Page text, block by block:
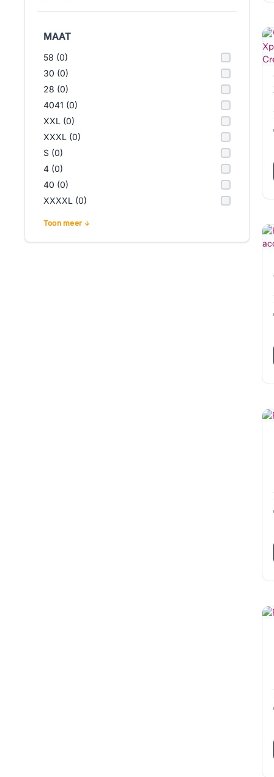
MAAT
58 (0)
30 (0)
28 (0)
4041 (0)
XXL (0)
XXXL (0)
S (0)
4 (0)
40 (0)
XXXXL (0)
Toon meer